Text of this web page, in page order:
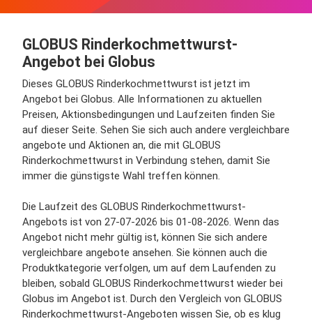
GLOBUS Rinderkochmettwurst-
Angebot bei Globus
Dieses GLOBUS Rinderkochmettwurst ist jetzt im
Angebot bei Globus. Alle Informationen zu aktuellen
Preisen, Aktionsbedingungen und Laufzeiten finden Sie
auf dieser Seite. Sehen Sie sich auch andere vergleichbare
angebote und Aktionen an, die mit GLOBUS
Rinderkochmettwurst in Verbindung stehen, damit Sie
immer die günstigste Wahl treffen können.
Die Laufzeit des GLOBUS Rinderkochmettwurst-
Angebots ist von 27-07-2026 bis 01-08-2026. Wenn das
Angebot nicht mehr gültig ist, können Sie sich andere
vergleichbare angebote ansehen. Sie können auch die
Produktkategorie verfolgen, um auf dem Laufenden zu
bleiben, sobald GLOBUS Rinderkochmettwurst wieder bei
Globus im Angebot ist. Durch den Vergleich von GLOBUS
Rinderkochmettwurst-Angeboten wissen Sie, ob es klug